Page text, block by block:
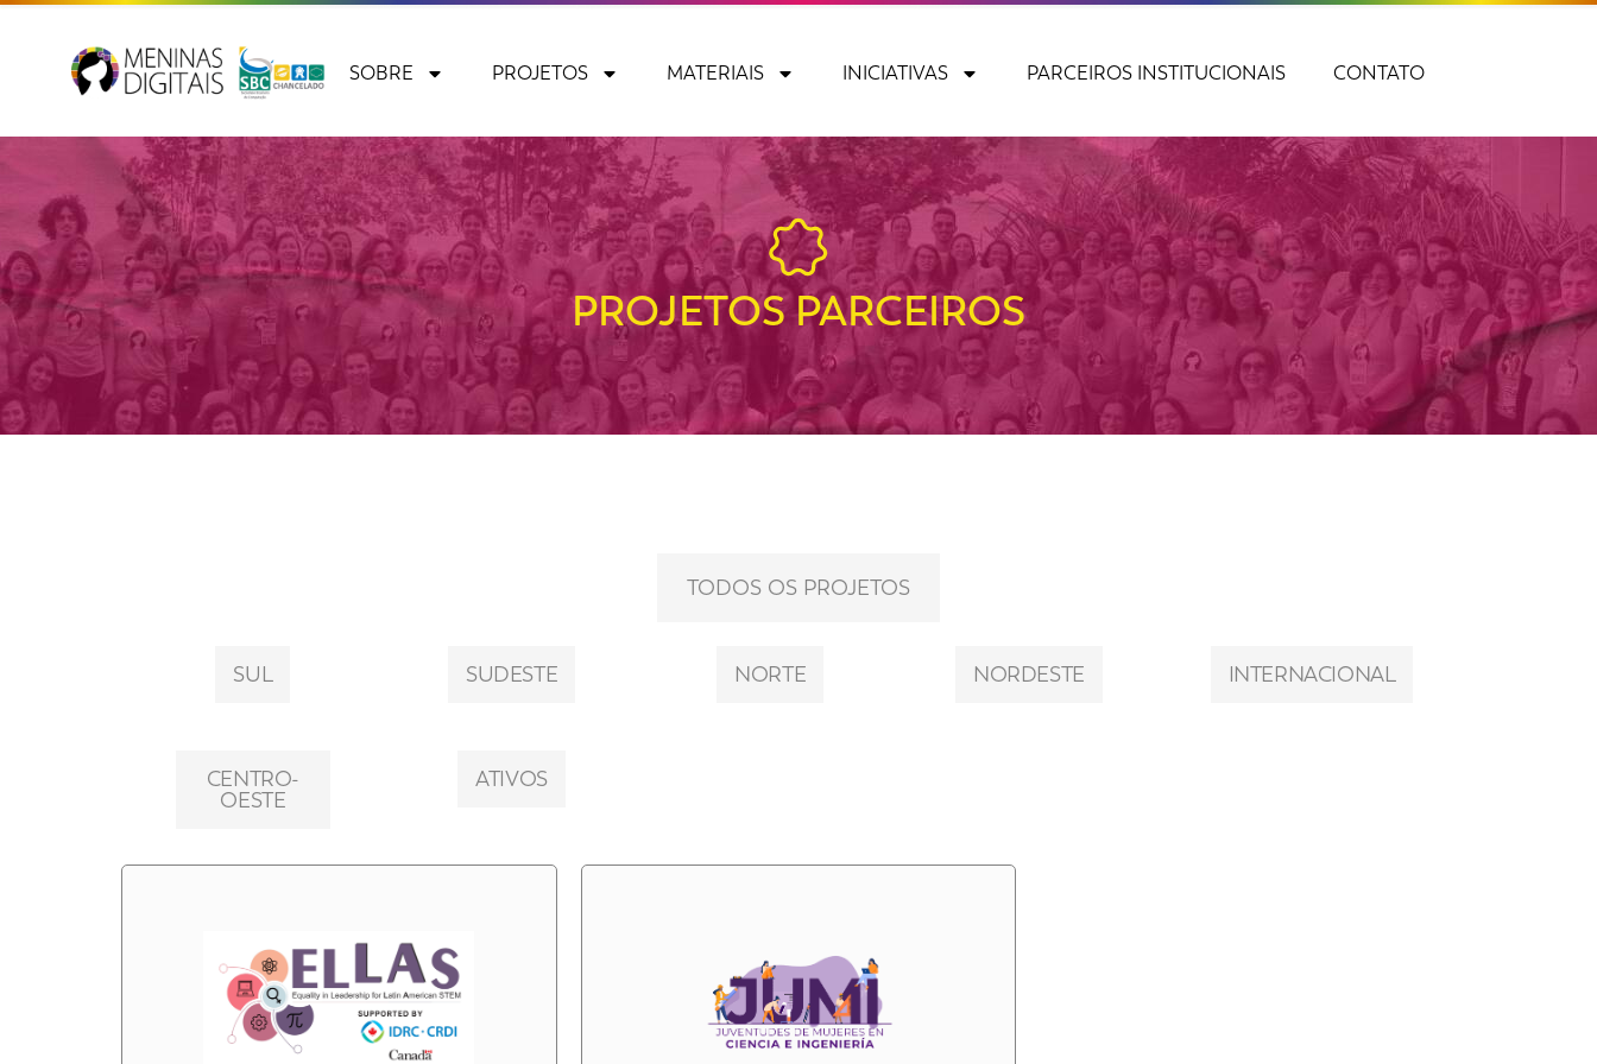
SOBRE PROJETOS MATERIAIS INICIATIVAS PARCEIROS INSTITUCIONAIS CONTATO
PROJETOS PARCEIROS
TODOS OS PROJETOS
SUL SUDESTE NORTE NORDESTE INTERNACIONAL
CENTRO-
OESTE
ATIVOS